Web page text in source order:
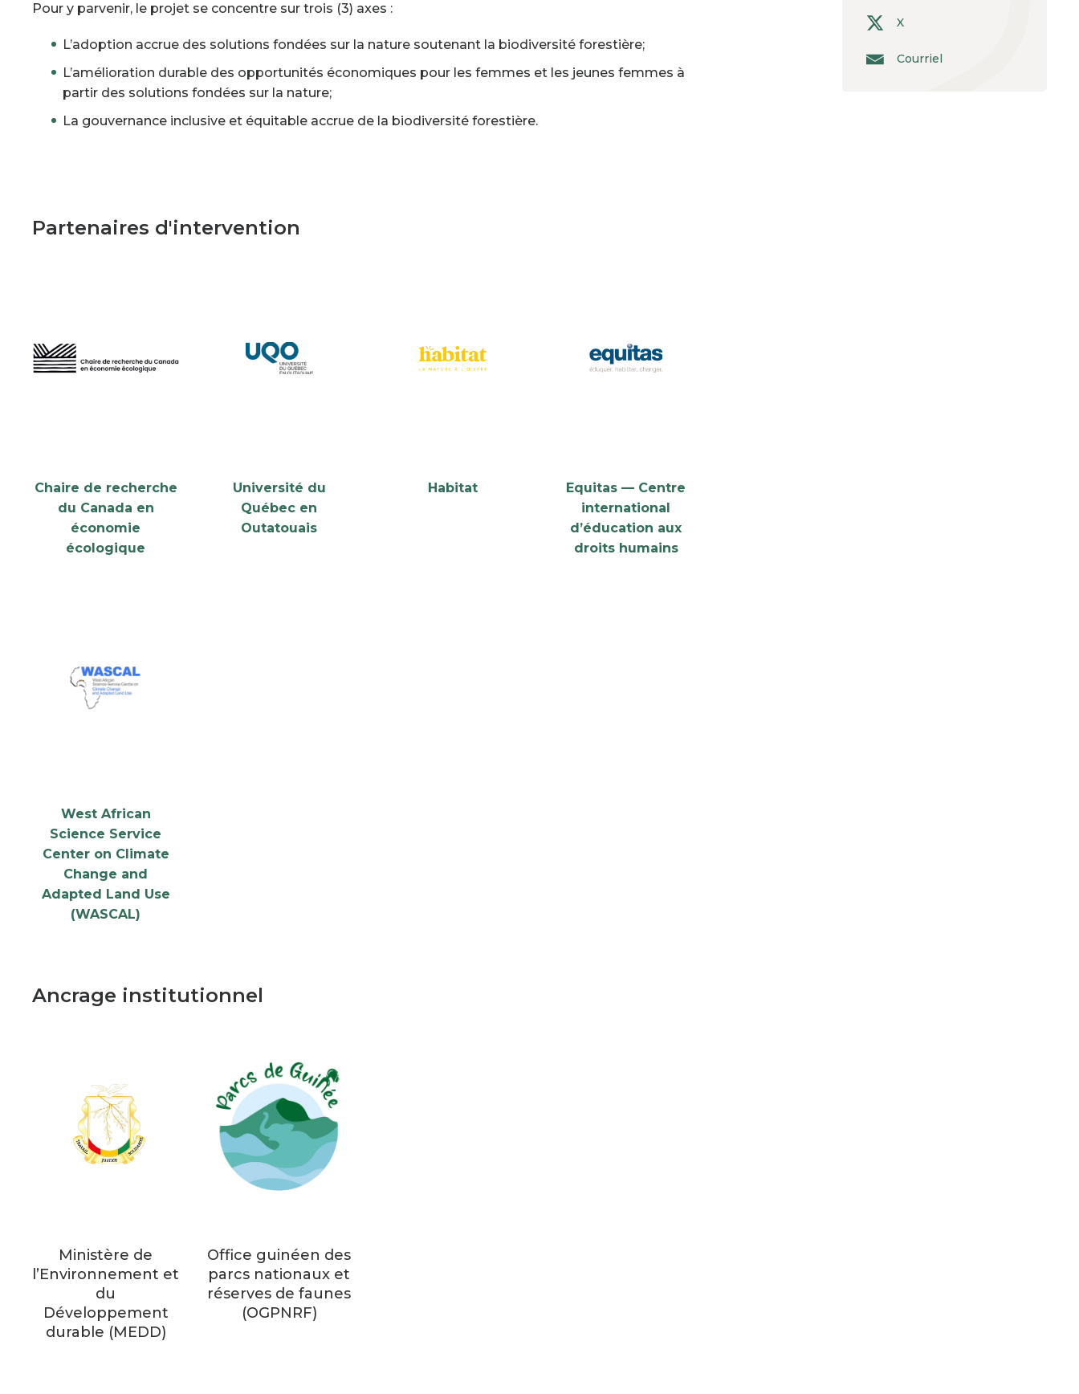
Pour y parvenir, le projet se concentre sur trois (3) axes :
L’adoption accrue des solutions fondées sur la nature soutenant la biodiversité forestière;
L’amélioration durable des opportunités économiques pour les femmes et les jeunes femmes à
partir des solutions fondées sur la nature;
La gouvernance inclusive et équitable accrue de la biodiversité forestière.
Partenaires d'intervention
Chaire de recherche
du Canada en
économie
écologique
Université du
Québec en
Outatouais
Habitat
Equitas — Centre
international
d’éducation aux
droits humains
West African
Science Service
Center on Climate
Change and
Adapted Land Use
(WASCAL)
Ancrage institutionnel
Ministère de
l’Environnement et
du
Développement
durable (MEDD)
Office guinéen des
parcs nationaux et
réserves de faunes
(OGPNRF)
X
Courriel